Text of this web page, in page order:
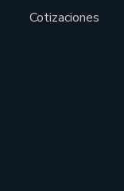
Cotizaciones